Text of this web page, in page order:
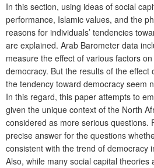
In this section, using ideas of social
performance, Islamic values, and the
reasons for individuals’ tendencies
are explained. Arab Barometer data
measure the effect of various factors
democracy. But the results of the effect
the tendency toward democracy seem
In this regard, this paper attempts to
given the unique context of the North
considered as more serious questions.
precise answer for the questions
consistent with the trend of democracy
Also, while many social capital theories